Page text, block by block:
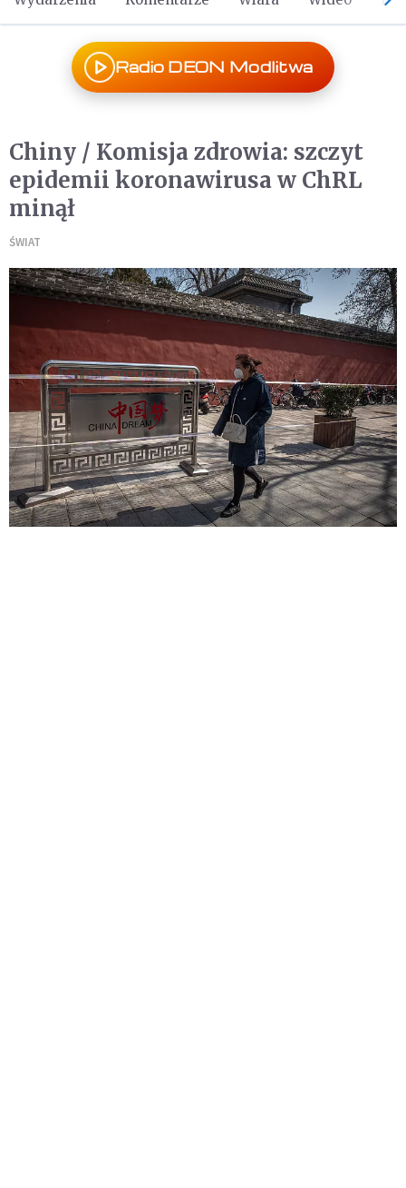
Radio DEON Modlitwa
Chiny / Komisja zdrowia: szczyt
epidemii koronawirusa w ChRL
minął
ŚWIAT